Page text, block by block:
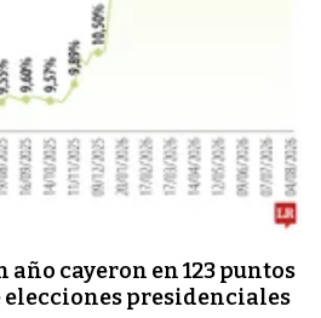
año cayeron en 123 puntos
elecciones presidenciales